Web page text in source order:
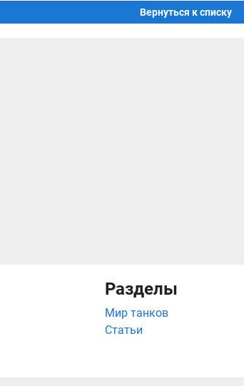
Вернуться к списку
Разделы
Мир танков
Статьи